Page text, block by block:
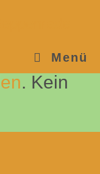
Menü
zu
. Kein